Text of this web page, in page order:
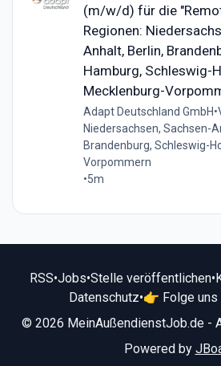
(m/w/d) für die
Regionen:
Anhalt, Berlin,
Hamburg, Schleswig-
Mecklenburg-
Adapt Deutschland GmbH•
Niedersachsen, Sachsen-
Brandenburg, Schleswig-
Vorpommern
•5m
RSS•Jobs•Stelle veröffentlichen•
Datenschutz•👉 Folge uns
© 2026 MeinAußendienstJob.de -
Powered by